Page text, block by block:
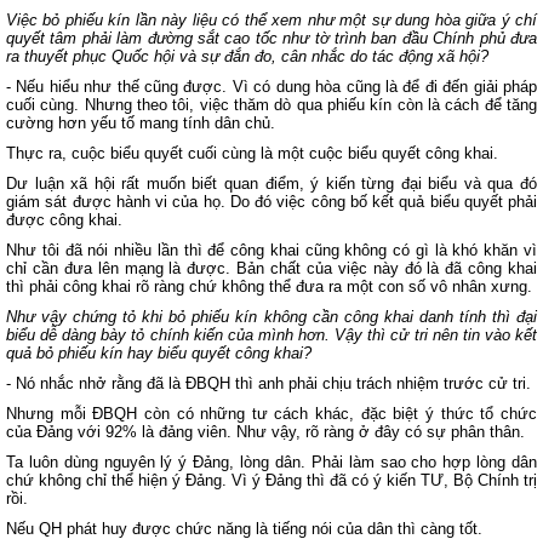
Việc bỏ phiếu kín lần này liệu có thể xem như một sự dung hòa giữa ý chí
quyết tâm phải làm đường sắt cao tốc như tờ trình ban đầu Chính phủ đưa
ra thuyết phục Quốc hội và sự đắn đo, cân nhắc do tác động xã hội?
- Nếu hiểu như thế cũng được. Vì có dung hòa cũng là để đi đến giải pháp
cuối cùng. Nhưng theo tôi, việc thăm dò qua phiếu kín còn là cách để tăng
cường hơn yếu tố mang tính dân chủ.
Thực ra, cuộc biểu quyết cuối cùng là một cuộc biểu quyết công khai.
Dư luận xã hội rất muốn biết quan điểm, ý kiến từng đại biểu và qua đó
giám sát được hành vi của họ. Do đó việc công bố kết quả biểu quyết phải
được công khai.
Như tôi đã nói nhiều lần thì để công khai cũng không có gì là khó khăn vì
chỉ cần đưa lên mạng là được. Bản chất của việc này đó là đã công khai
thì phải công khai rõ ràng chứ không thể đưa ra một con số vô nhân xưng.
Như vậy chứng tỏ khi bỏ phiếu kín không cần công khai danh tính thì đại
biểu dễ dàng bày tỏ chính kiến của mình hơn. Vậy thì cử tri nên tin vào kết
quả bỏ phiếu kín hay biểu quyết công khai?
- Nó nhắc nhở rằng đã là ĐBQH thì anh phải chịu trách nhiệm trước cử tri.
Nhưng mỗi ĐBQH còn có những tư cách khác, đặc biệt ý thức tổ chức
của Đảng với 92% là đảng viên. Như vậy, rõ ràng ở đây có sự phân thân.
Ta luôn dùng nguyên lý ý Đảng, lòng dân. Phải làm sao cho hợp lòng dân
chứ không chỉ thể hiện ý Đảng. Vì ý Đảng thì đã có ý kiến TƯ, Bộ Chính trị
rồi.
Nếu QH phát huy được chức năng là tiếng nói của dân thì càng tốt.